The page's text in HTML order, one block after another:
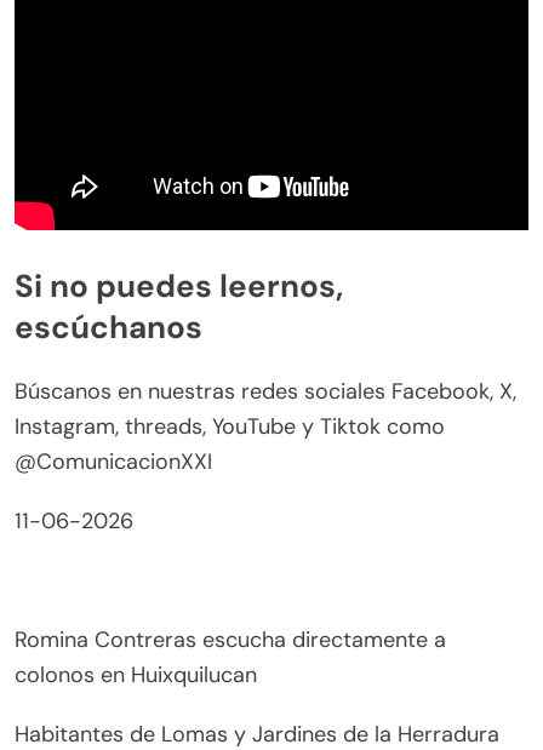
Si no puedes leernos,
escúchanos
Búscanos en nuestras redes sociales Facebook, X,
Instagram, threads, YouTube y Tiktok como
@ComunicacionXXI
11-06-2026
Romina Contreras escucha directamente a
colonos en Huixquilucan
Habitantes de Lomas y Jardines de la Herradura